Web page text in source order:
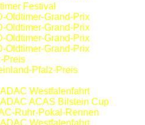
Festival
Oldtimer-Grand-Prix
Oldtimer-Grand-Prix
Oldtimer-Grand-Prix
Oldtimer-Grand-Prix
Preis
Pfalz-Preis
Westfalenfahrt
ACAS Bilstein Cup
Ruhr-Pokal-Rennen
Westfalenfahrt